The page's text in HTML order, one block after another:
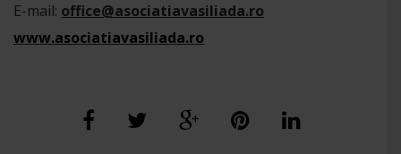
E-mail: office@asociatiavasiliada.ro
www.asociatiavasiliada.ro